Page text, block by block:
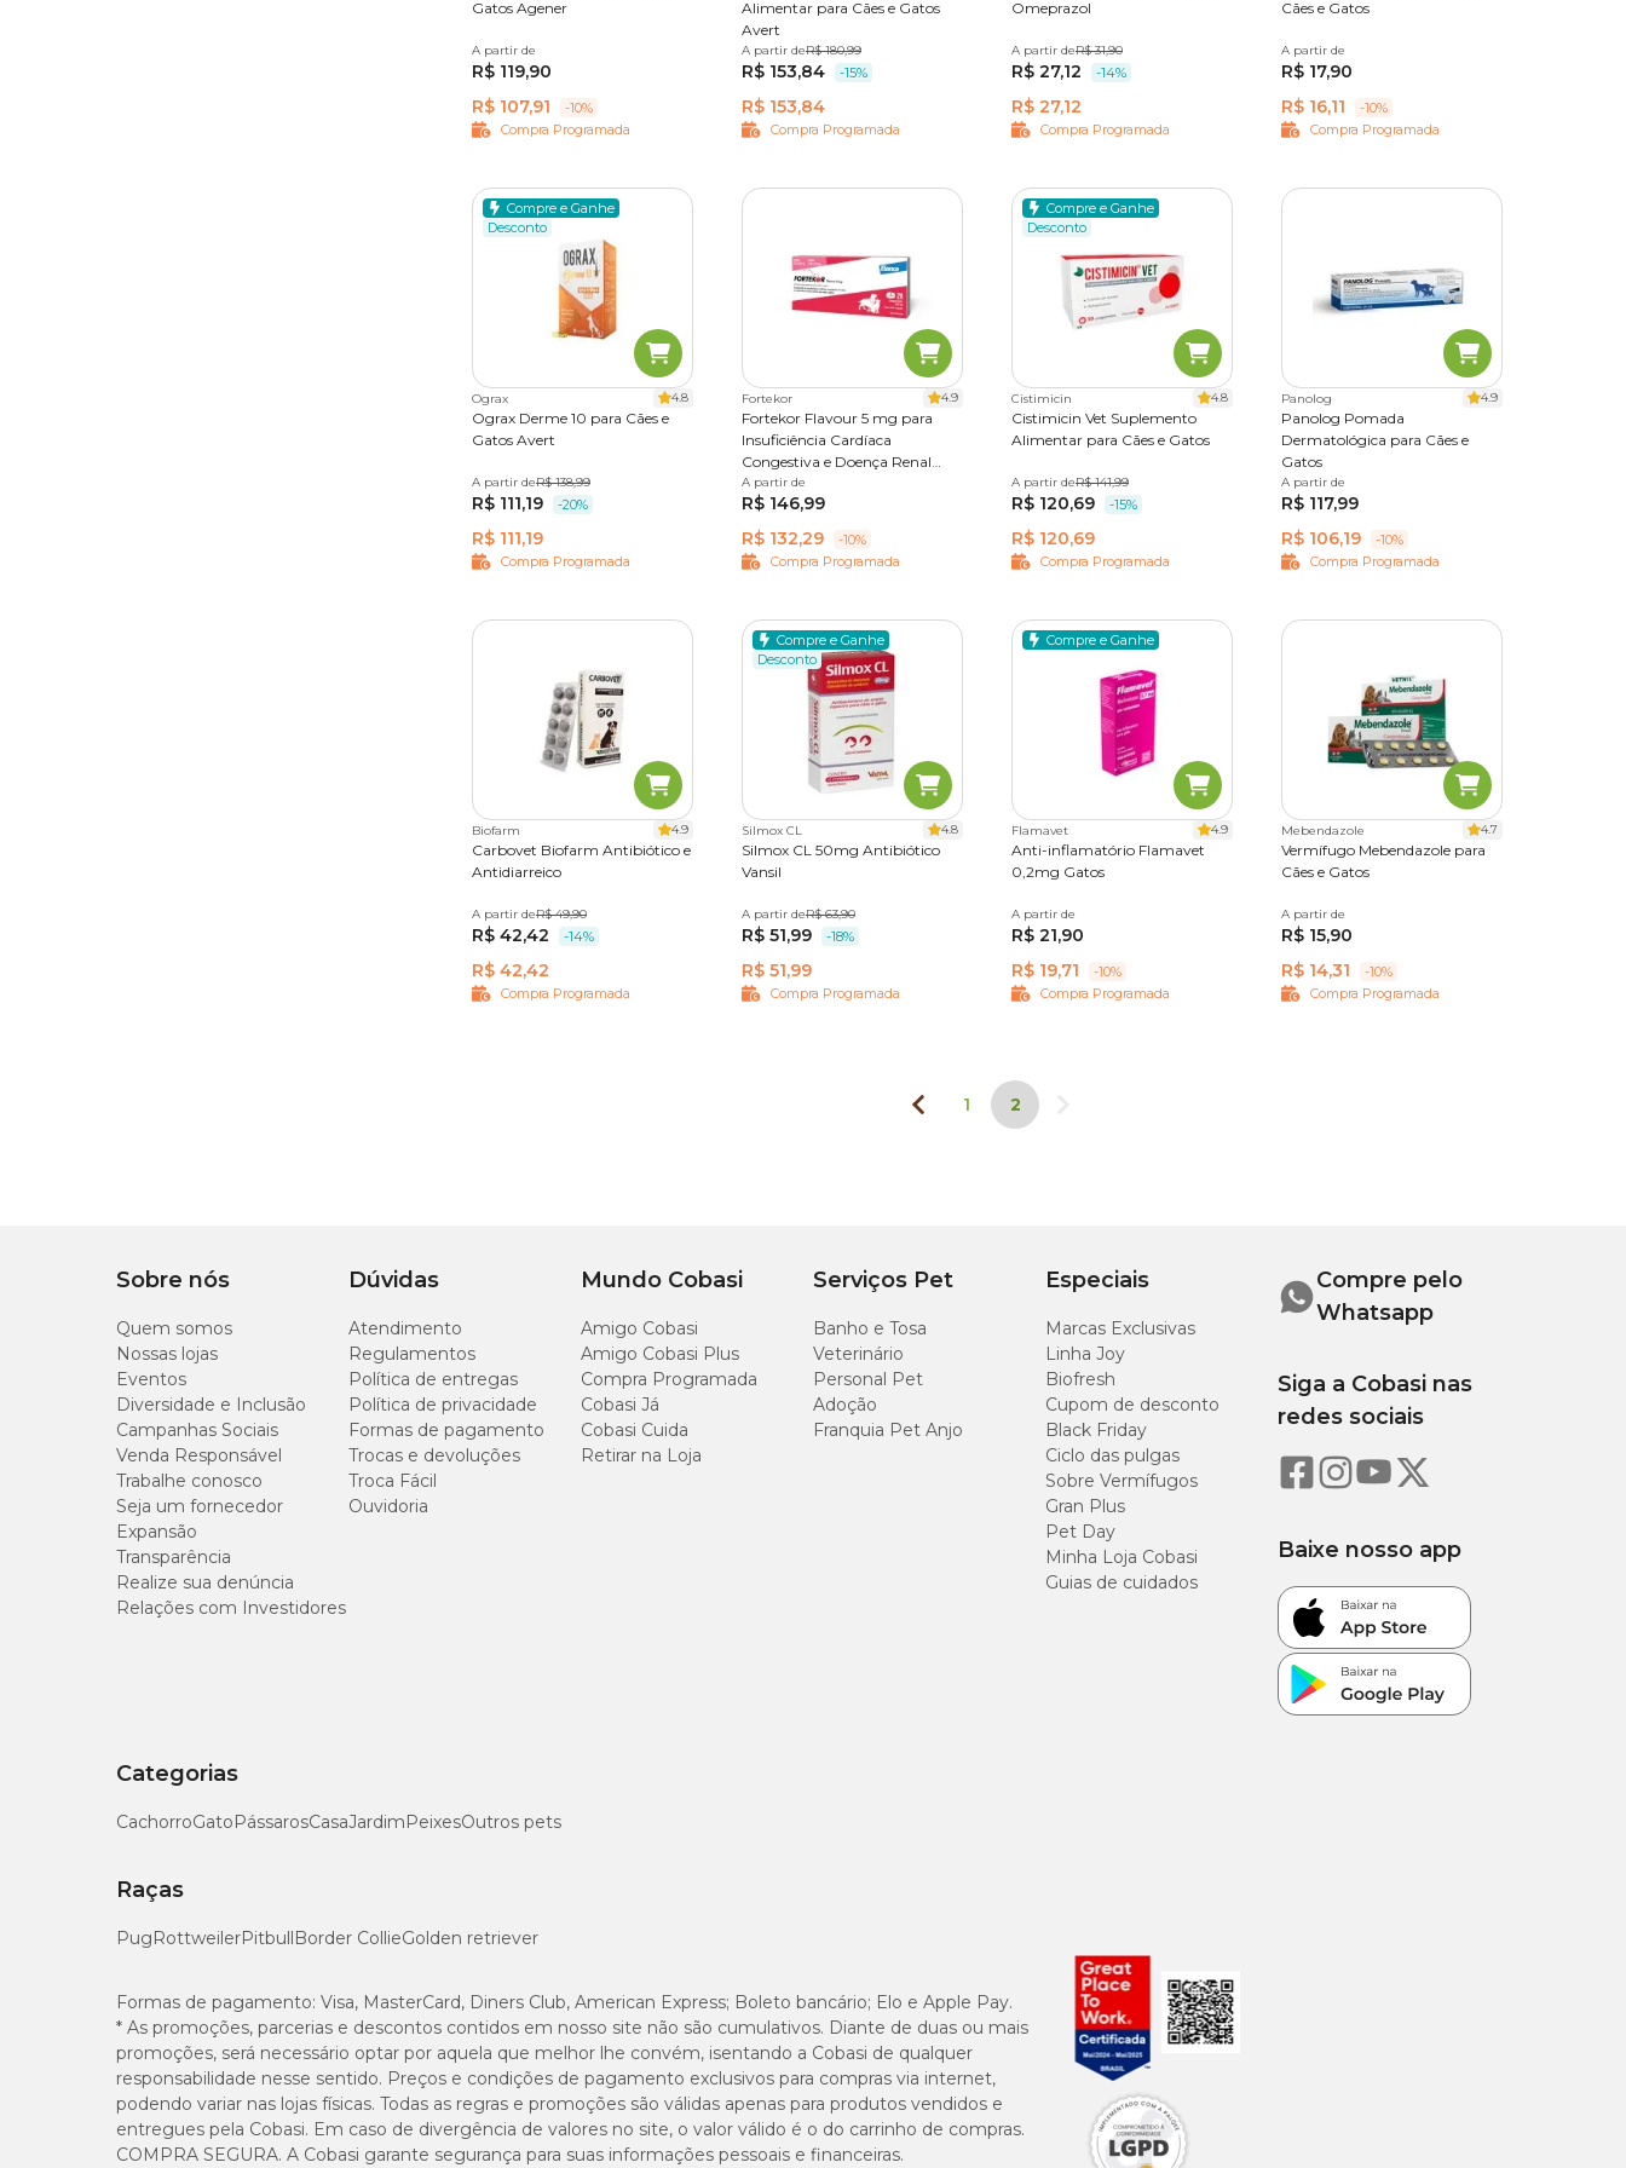
Gatos Agener
12 comprimidos
A partir de
R$ 119,90
R$ 107,91
-10%
Compra Programada
Alimentar para Cães e Gatos
Avert
22,5 g 45 g
A partir deR$ 180,99
R$ 153,84 -15%
R$ 153,84
Compra Programada
Omeprazol
10 comprimidos
A partir deR$ 31,90
R$ 27,12 -14%
R$ 27,12
Compra Programada
Cães e Gatos
10 comprimidos
A partir de
R$ 17,90
R$ 16,11
-10%
Compra Programada
Compre e Ganhe
Desconto
Ograx 4.8
Ograx Derme 10 para Cães e
Gatos Avert
30 cápsulas
A partir deR$ 138,99
R$ 111,19 -20%
R$ 111,19
Compra Programada
Fortekor 4.9
Fortekor Flavour 5 mg para
Insuficiência Cardíaca
Congestiva e Doença Renal
Crônica
28 comprimidos
A partir de
R$ 146,99
R$ 132,29
-10%
Compra Programada
Compre e Ganhe
Desconto
Cistimicin 4.8
Cistimicin Vet Suplemento
Alimentar para Cães e Gatos
30 comprimidos
A partir deR$ 141,99
R$ 120,69 -15%
R$ 120,69
Compra Programada
Panolog 4.9
Panolog Pomada
Dermatológica para Cães e
Gatos
15 ml
A partir de
R$ 117,99
R$ 106,19
-10%
Compra Programada
Biofarm 4.9
Carbovet Biofarm Antibiótico e
Antidiarreico
20 comprimidos
A partir deR$ 49,90
R$ 42,42 -14%
R$ 42,42
Compra Programada
Compre e Ganhe
Desconto
Silmox CL 4.8
Silmox CL 50mg Antibiótico
Vansil
10 comprimidos
A partir deR$ 63,90
R$ 51,99 -18%
R$ 51,99
Compra Programada
Compre e Ganhe
Flamavet 4.9
Anti-inflamatório Flamavet
0,2mg Gatos
10 comprimidos
A partir de
R$ 21,90
R$ 19,71
-10%
Compra Programada
Mebendazole 4.7
Vermífugo Mebendazole para
Cães e Gatos
10 Comprimidos
A partir de
R$ 15,90
R$ 14,31
-10%
Compra Programada
1 2
Sobre nós
Quem somos
Nossas lojas
Eventos
Diversidade e Inclusão
Campanhas Sociais
Venda Responsável
Trabalhe conosco
Seja um fornecedor
Expansão
Transparência
Realize sua denúncia
Relações com Investidores
Dúvidas
Atendimento
Regulamentos
Política de entregas
Política de privacidade
Formas de pagamento
Trocas e devoluções
Troca Fácil
Ouvidoria
Mundo Cobasi
Amigo Cobasi
Amigo Cobasi Plus
Compra Programada
Cobasi Já
Cobasi Cuida
Retirar na Loja
Serviços Pet
Banho e Tosa
Veterinário
Personal Pet
Adoção
Franquia Pet Anjo
Especiais
Marcas Exclusivas
Linha Joy
Biofresh
Cupom de desconto
Black Friday
Ciclo das pulgas
Sobre Vermífugos
Gran Plus
Pet Day
Minha Loja Cobasi
Guias de cuidados
Categorias
CachorroGatoPássarosCasaJardimPeixesOutros pets
Raças
PugRottweilerPitbullBorder CollieGolden retriever
Compre pelo
Whatsapp
Siga a Cobasi nas
redes sociais
Baixe nosso app
Formas de pagamento: Visa, MasterCard, Diners Club, American Express; Boleto bancário; Elo e Apple Pay.
* As promoções, parcerias e descontos contidos em nosso site não são cumulativos. Diante de duas ou mais
promoções, será necessário optar por aquela que melhor lhe convém, isentando a Cobasi de qualquer
responsabilidade nesse sentido. Preços e condições de pagamento exclusivos para compras via internet,
podendo variar nas lojas físicas. Todas as regras e promoções são válidas apenas para produtos vendidos e
entregues pela Cobasi. Em caso de divergência de valores no site, o valor válido é o do carrinho de compras.
COMPRA SEGURA. A Cobasi garante segurança para suas informações pessoais e financeiras.